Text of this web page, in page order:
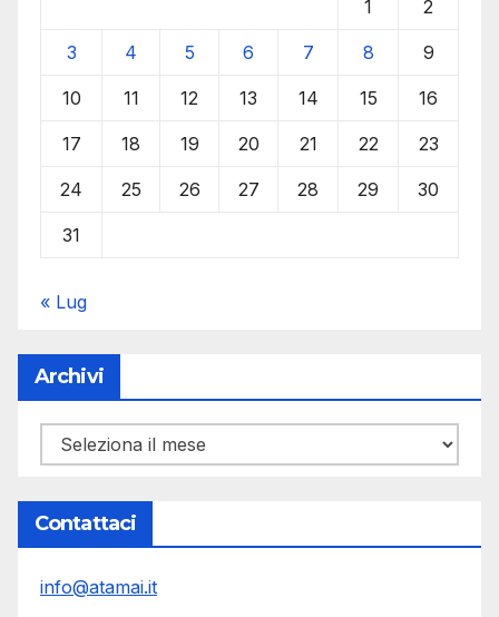
1 2
3 4 5 6 7 8 9
10 11 12 13 14 15 16
17 18 19 20 21 22 23
24 25 26 27 28 29 30
31
« Lug
Archivi
Archivi
Contattaci
info@atamai.it